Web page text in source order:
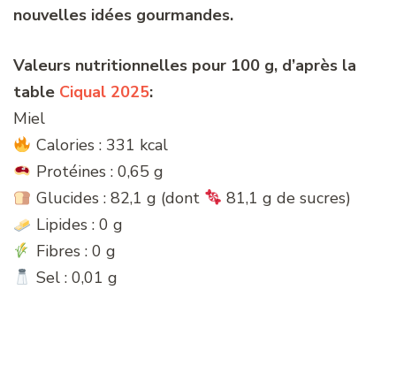
nouvelles idées gourmandes.
Valeurs nutritionnelles pour 100 g, d’après la
table Ciqual 2025:
Miel
Calories : 331 kcal
Protéines : 0,65 g
Glucides : 82,1 g (dont
81,1 g de sucres)
Lipides : 0 g
Fibres : 0 g
Sel : 0,01 g